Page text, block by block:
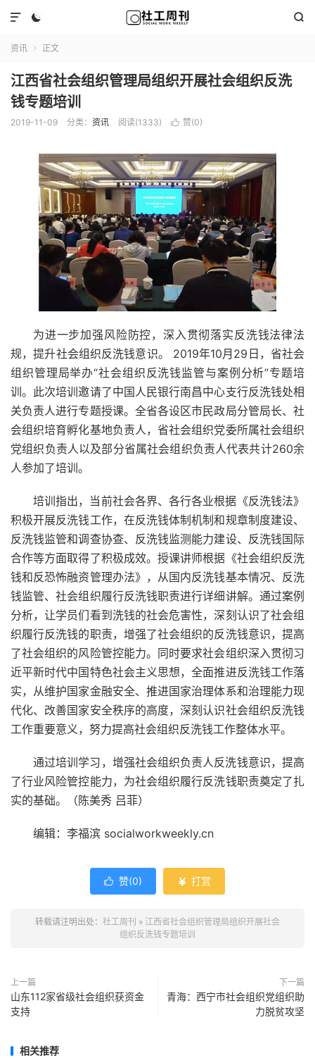
 

资讯  正文
江西省社会组织管理局组织开展社会组织反洗
钱专题培训
2019-11-09 分类： 资讯 阅读(1333)  赞(0)
为进一步加强风险防控，深入贯彻落实反洗钱法律法
规，提升社会组织反洗钱意识。 2019年10月29日，省社会
组织管理局举办“社会组织反洗钱监管与案例分析”专题培
训。此次培训邀请了中国人民银行南昌中心支行反洗钱处相
关负责人进行专题授课。全省各设区市民政局分管局长、社
会组织培育孵化基地负责人，省社会组织党委所属社会组织
党组织负责人以及部分省属社会组织负责人代表共计260余
人参加了培训。
培训指出，当前社会各界、各行各业根据《反洗钱法》
积极开展反洗钱工作，在反洗钱体制机制和规章制度建设、
反洗钱监管和调查协查、反洗钱监测能力建设、反洗钱国际
合作等方面取得了积极成效。授课讲师根据《社会组织反洗
钱和反恐怖融资管理办法》，从国内反洗钱基本情况、反洗
钱监管、社会组织履行反洗钱职责进行详细讲解。通过案例
分析，让学员们看到洗钱的社会危害性，深刻认识了社会组
织履行反洗钱的职责，增强了社会组织的反洗钱意识，提高
了社会组织的风险管控能力。同时要求社会组织深入贯彻习
近平新时代中国特色社会主义思想，全面推进反洗钱工作落
实，从维护国家金融安全、推进国家治理体系和治理能力现
代化、改善国家安全秩序的高度，深刻认识社会组织反洗钱
工作重要意义，努力提高社会组织反洗钱工作整体水平。
通过培训学习，增强社会组织负责人反洗钱意识，提高
了行业风险管控能力，为社会组织履行反洗钱职责奠定了扎
实的基础。（陈美秀 吕菲）
编辑：李福滨 socialworkweekly.cn
 赞(0)  打赏
转载请注明出处： 社工周刊 » 江西省社会组织管理局组织开展社会
组织反洗钱专题培训
上一篇
山东112家省级社会组织获资金
支持
下一篇
青海：西宁市社会组织党组织助
力脱贫攻坚
相关推荐